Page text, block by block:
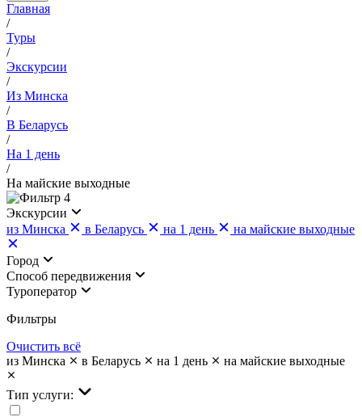
Главная
/
Туры
/
Экскурсии
/
Из Минска
/
В Беларусь
/
На 1 день
/
На майские выходные
4
Экскурсии
из Минска
в Беларусь на 1 день на майские выходные
Город
Cпособ передвижения
Туроператор
Фильтры
Очистить всё
из Минска
в Беларусь на 1 день на майские выходные
Тип услуги: